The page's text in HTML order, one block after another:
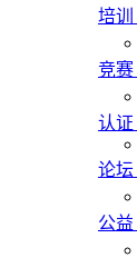
培训
竞赛
认证
论坛
公益